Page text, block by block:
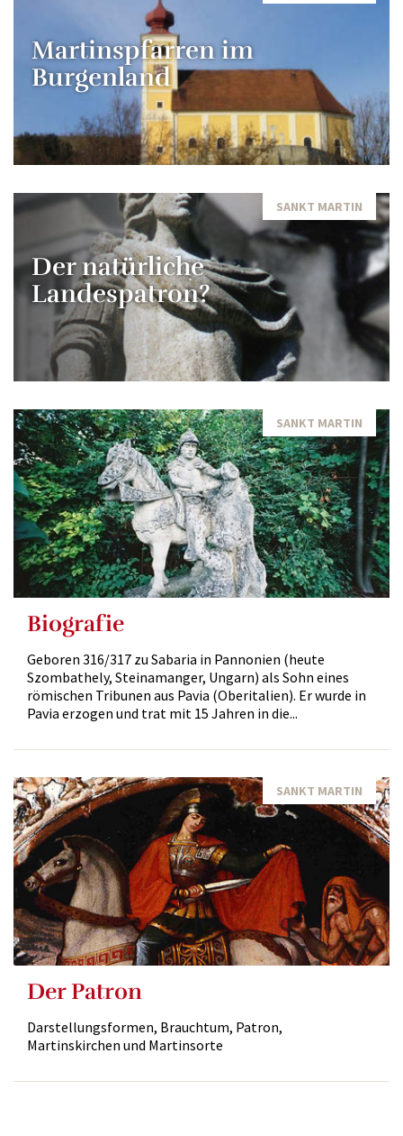
Martinspfarren im
Burgenland
SANKT MARTIN
Der natürliche
Landespatron?
SANKT MARTIN
Biografie
Geboren 316/317 zu Sabaria in Pannonien (heute
Szombathely, Steinamanger, Ungarn) als Sohn eines
römischen Tribunen aus Pavia (Oberitalien). Er wurde in
Pavia erzogen und trat mit 15 Jahren in die...
SANKT MARTIN
Der Patron
Darstellungsformen, Brauchtum, Patron,
Martinskirchen und Martinsorte